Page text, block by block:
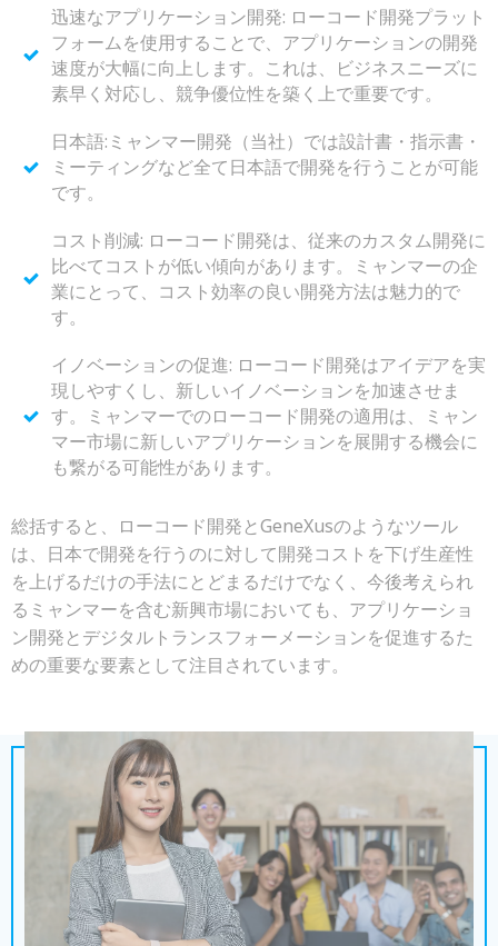
迅速なアプリケーション開発: ローコード開発プラット
フォームを使用することで、アプリケーションの開発
速度が大幅に向上します。これは、ビジネスニーズに
素早く対応し、競争優位性を築く上で重要です。
日本語:ミャンマー開発（当社）では設計書・指示書・
ミーティングなど全て日本語で開発を行うことが可能
です。
コスト削減: ローコード開発は、従来のカスタム開発に
比べてコストが低い傾向があります。ミャンマーの企
業にとって、コスト効率の良い開発方法は魅力的で
す。
イノベーションの促進: ローコード開発はアイデアを実
現しやすくし、新しいイノベーションを加速させま
す。ミャンマーでのローコード開発の適用は、ミャン
マー市場に新しいアプリケーションを展開する機会に
も繋がる可能性があります。
総括すると、ローコード開発とGeneXusのようなツール
は、日本で開発を行うのに対して開発コストを下げ生産性
を上げるだけの手法にとどまるだけでなく、今後考えられ
るミャンマーを含む新興市場においても、アプリケーショ
ン開発とデジタルトランスフォーメーションを促進するた
めの重要な要素として注目されています。